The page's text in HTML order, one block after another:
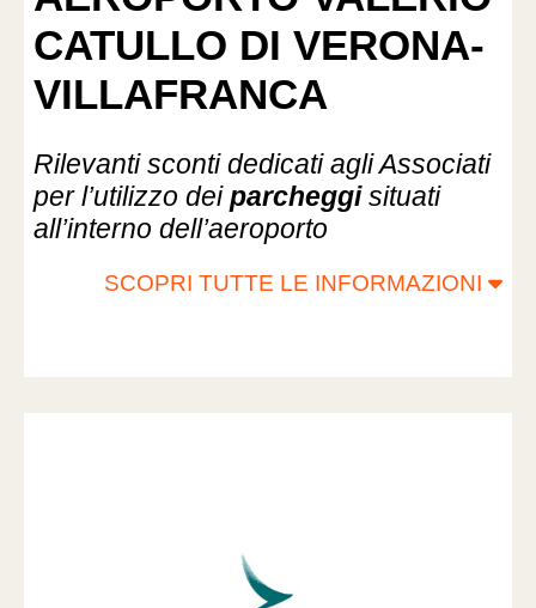
CATULLO DI VERONA-
VILLAFRANCA
Rilevanti sconti dedicati agli Associati
per l’utilizzo deiparcheggisituati
all’interno dell’aeroporto
SCOPRI TUTTE LE INFORMAZIONI